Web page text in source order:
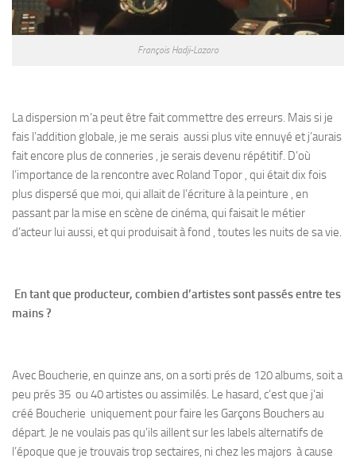
François Hadji-Lazaro
La dispersion m’a peut être fait commettre des erreurs. Mais si je
fais l’addition globale, je me serais aussi plus vite ennuyé et j’aurais
fait encore plus de conneries , je serais devenu répétitif. D’où
l’importance de la rencontre avec Roland Topor , qui était dix fois
plus dispersé que moi, qui allait de l’écriture à la peinture , en
passant par la mise en scène de cinéma, qui faisait le métier
d’acteur lui aussi, et qui produisait à fond , toutes les nuits de sa vie.
En tant que producteur, combien d’artistes sont passés entre tes
mains ?
Avec Boucherie, en quinze ans, on a sorti prés de 120 albums, soit a
peu prés 35 ou 40 artistes ou assimilés. Le hasard, c’est que j’ai
créé Boucherie uniquement pour faire les Garçons Bouchers au
départ. Je ne voulais pas qu’ils aillent sur les labels alternatifs de
l’époque que je trouvais trop sectaires, ni chez les majors à cause